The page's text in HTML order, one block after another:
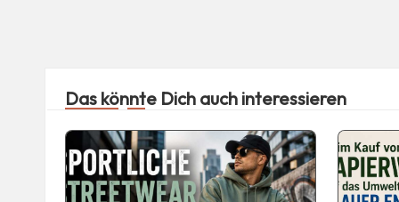
Das könnte Dich auch interessieren